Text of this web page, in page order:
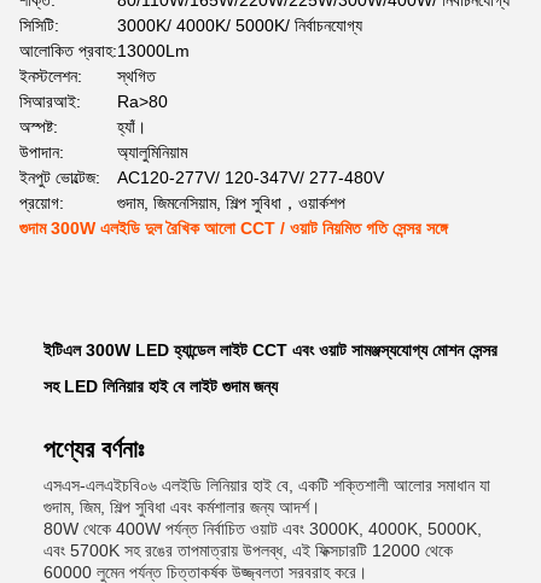
সিসিটি:
3000K/ 4000K/ 5000K/ নির্বাচনযোগ্য
আলোকিত প্রবাহ:13000Lm
ইনস্টলেশন:
স্থগিত
সিআরআই:
Ra>80
অস্পষ্ট:
হ্যাঁ।
উপাদান:
অ্যালুমিনিয়াম
ইনপুট ভোল্টেজ:
AC120-277V/ 120-347V/ 277-480V
প্রয়োগ:
গুদাম, জিমনেসিয়াম, শিল্প সুবিধা，ওয়ার্কশপ
গুদাম 300W এলইডি দুল রৈখিক আলো CCT / ওয়াট নিয়মিত গতি সেন্সর সঙ্গে
ইটিএল 300W LED হ্যান্ডেল লাইট CCT এবং ওয়াট সামঞ্জস্যযোগ্য মোশন সেন্সর
সহ LED লিনিয়ার হাই বে লাইট গুদাম জন্য
পণ্যের বর্ণনাঃ
এসএস-এলএইচবি০৬ এলইডি লিনিয়ার হাই বে, একটি শক্তিশালী আলোর সমাধান যা
গুদাম, জিম, শিল্প সুবিধা এবং কর্মশালার জন্য আদর্শ।
80W থেকে 400W পর্যন্ত নির্বাচিত ওয়াট এবং 3000K, 4000K, 5000K,
এবং 5700K সহ রঙের তাপমাত্রায় উপলব্ধ, এই ফিক্সচারটি 12000 থেকে
60000 লুমেন পর্যন্ত চিত্তাকর্ষক উজ্জ্বলতা সরবরাহ করে।